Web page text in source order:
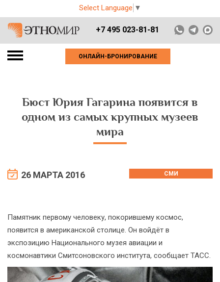
Select Language ▼
+7 495 023-81-81
ОНЛАЙН-БРОНИРОВАНИЕ
Бюст Юрия Гагарина появится в
одном из самых крупных музеев
мира
26 МАРТА 2016 СМИ
Памятник первому человеку, покорившему космос,
появится в американской столице. Он войдёт в
экспозицию Национального музея авиации и
космонавтики Смитсоновского института, сообщает ТАСС.